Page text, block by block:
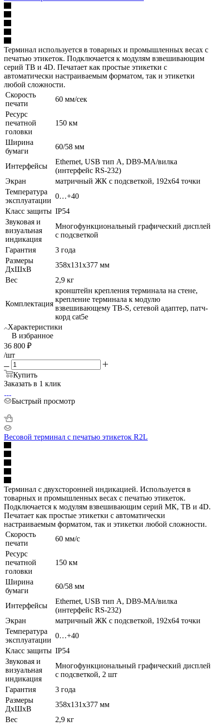
Терминал используется в товарных и промышленных весах с
печатью этикеток. Подключается к модулям взвешивающим
серий TB и 4D. Печатает как простые этикетки с
автоматически настраиваемым форматом, так и этикетки
любой сложности.
Скорость
печати
60 мм/сек
Ресурс
печатной
головки
150 км
Ширина
бумаги
60/58 мм
Интерфейсы
Ethernet, USB тип А, DB9-MА/вилка
(интерфейс RS-232)
Экран
матричный ЖК с подсветкой, 192х64 точки
Температура
эксплуатации
0…+40
Класс защиты IP54
Звуковая и
визуальная
индикация
Многофункциональный графический дисплей
с подсветкой
Гарантия
3 года
Размеры
ДхШхВ
358х131х377 мм
Вес
2,9 кг
Комплектация
кронштейн крепления терминала на стене,
крепление терминала к модулю
взвешивающему ТВ-S, сетевой адаптер, патч-
корд cat5е
Характеристики
В избранное
36 800 ₽
/шт
Купить
Заказать в 1 клик
Быстрый просмотр
Весовой терминал с печатью этикеток R2L
Терминал с двухсторонней индикацией. Используется в
товарных и промышленных весах с печатью этикеток.
Подключается к модулям взвешивающим серий МК, TB и 4D.
Печатает как простые этикетки с автоматически
настраиваемым форматом, так и этикетки любой сложности.
Скорость
печати
60 мм/с
Ресурс
печатной
головки
150 км
Ширина
бумаги
60/58 мм
Интерфейсы
Ethernet, USB тип А, DB9-MА/вилка
(интерфейс RS-232)
Экран
матричный ЖК с подсветкой, 192х64 точки
Температура
эксплуатации
0…+40
Класс защиты IP54
Звуковая и
визуальная
индикация
Многофункциональный графический дисплей
с подсветкой, 2 шт
Гарантия
3 года
Размеры
ДхШхВ
358х131х377 мм
Вес
2,9 кг